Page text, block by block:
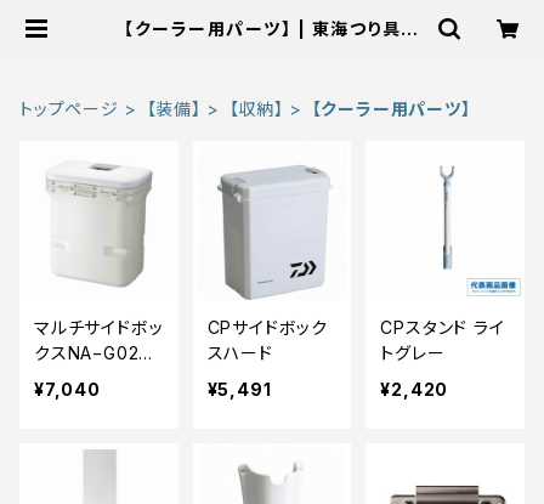
【クーラー用パーツ】 | 東海つり具
トップページ 【装備】 【収納】 【クーラー用パーツ】
マルチサイドボッ
クスNA−G02V
白
¥7,040
CPサイドボック
スハード
¥5,491
CPスタンド ライ
トグレー
¥2,420